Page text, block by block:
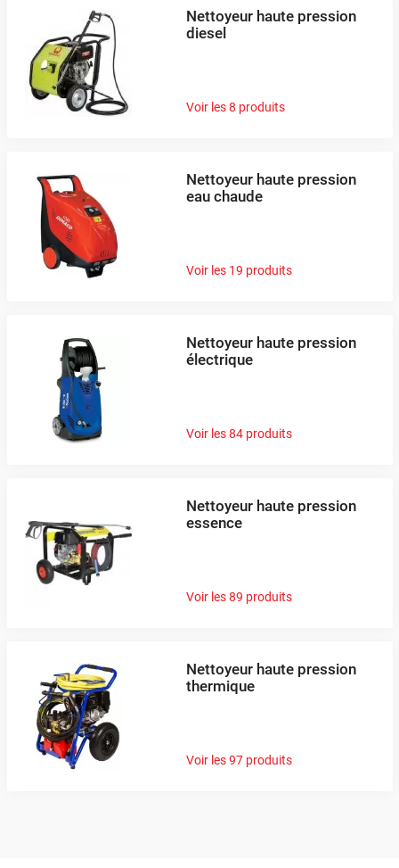
Nettoyeur haute pression
diesel
Voir les 8 produits
Nettoyeur haute pression
eau chaude
Voir les 19 produits
Nettoyeur haute pression
électrique
Voir les 84 produits
Nettoyeur haute pression
essence
Voir les 89 produits
Nettoyeur haute pression
thermique
Voir les 97 produits